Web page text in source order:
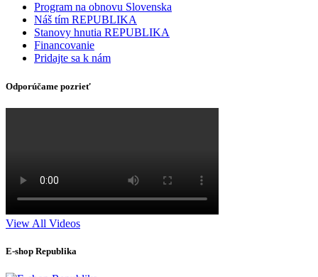
Program na obnovu Slovenska
Náš tím REPUBLIKA
Stanovy hnutia REPUBLIKA
Financovanie
Pridajte sa k nám
Odporúčame pozrieť
View All Videos
E-shop Republika